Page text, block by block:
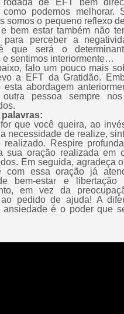
como podemos melhorar.
somos o pequeno reflexo
bem estar também não
para perceber a
que será o
e sentimos interiormente…
falo um pouco mais
a EFT da Gratidão.
esta abordagem
pessoa sempre nos
palavras:
que você queira, ao
necessidade de realize,
realizado. Respire
sua oração realizada em
Em seguida, agradeça
com essa oração já
bem-estar e
em vez da
ao pedido de ajuda! A
ansiedade é o poder que